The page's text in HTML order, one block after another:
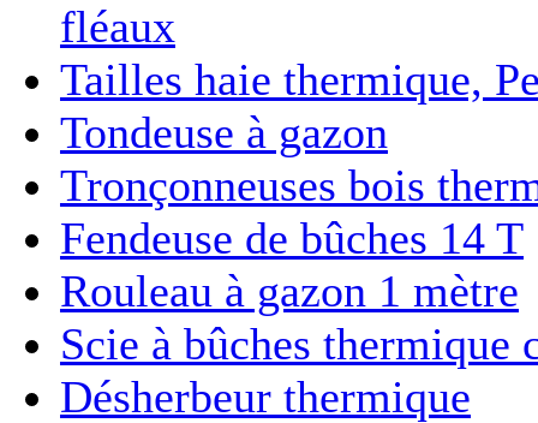
fléaux
Tailles haie thermique,
Tondeuse à gazon
Tronçonneuses bois
Fendeuse de bûches 14 T
Rouleau à gazon 1 mètre
Scie à bûches thermique
Désherbeur thermique